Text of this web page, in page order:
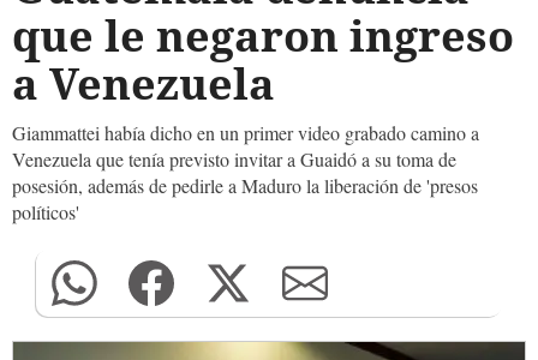
que le negaron ingreso
a Venezuela
Giammattei había dicho en un primer video grabado camino a
Venezuela que tenía previsto invitar a Guaidó a su toma de
posesión, además de pedirle a Maduro la liberación de 'presos
políticos'